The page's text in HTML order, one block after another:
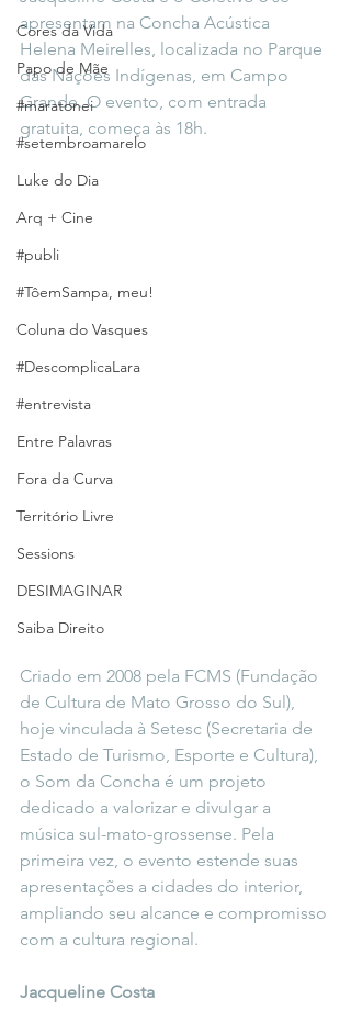
Cores da Vida
Papo de Mãe
#maratonei
#setembroamarelo
Luke do Dia
Arq + Cine
#publi
#TôemSampa, meu!
Coluna do Vasques
#DescomplicaLara
#entrevista
Entre Palavras
Fora da Curva
Território Livre
Sessions
DESIMAGINAR
Saiba Direito
apresentam na Concha Acústica
Helena Meirelles, localizada no Parque
das Nações Indígenas, em Campo
Grande. O evento, com entrada
gratuita, começa às 18h.
Criado em 2008 pela FCMS (Fundação
de Cultura de Mato Grosso do Sul),
hoje vinculada à Setesc (Secretaria de
Estado de Turismo, Esporte e Cultura),
o Som da Concha é um projeto
dedicado a valorizar e divulgar a
música sul-mato-grossense. Pela
primeira vez, o evento estende suas
apresentações a cidades do interior,
ampliando seu alcance e compromisso
com a cultura regional.
Jacqueline Costa